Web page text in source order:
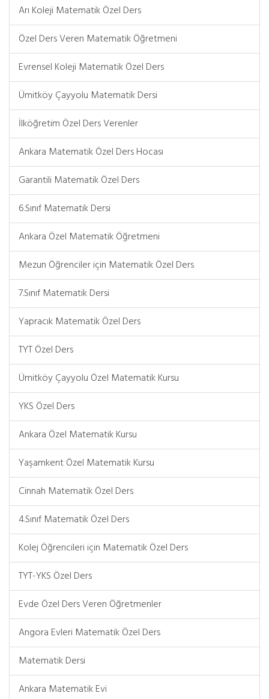
Arı Koleji Matematik Özel Ders
Özel Ders Veren Matematik Öğretmeni
Evrensel Koleji Matematik Özel Ders
Ümitköy Çayyolu Matematik Dersi
İlköğretim Özel Ders Verenler
Ankara Matematik Özel Ders Hocası
Garantili Matematik Özel Ders
6.Sınıf Matematik Dersi
Ankara Özel Matematik Öğretmeni
Mezun Öğrenciler için Matematik Özel Ders
7.Sınıf Matematik Dersi
Yapracık Matematik Özel Ders
TYT Özel Ders
Ümitköy Çayyolu Özel Matematik Kursu
YKS Özel Ders
Ankara Özel Matematik Kursu
Yaşamkent Özel Matematik Kursu
Cinnah Matematik Özel Ders
4.Sınıf Matematik Özel Ders
Kolej Öğrencileri için Matematik Özel Ders
TYT-YKS Özel Ders
Evde Özel Ders Veren Öğretmenler
Angora Evleri Matematik Özel Ders
Matematik Dersi
Ankara Matematik Evi